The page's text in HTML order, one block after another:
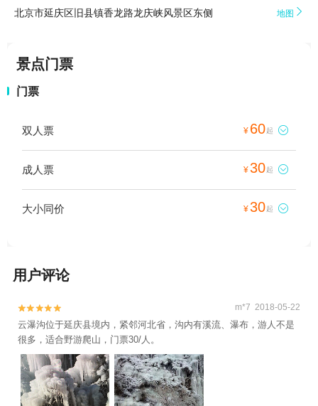
北京市延庆区旧县镇香龙路龙庆峡风景区东侧 地图 
景点门票
门票
双人票 ¥ 60起 
成人票 ¥30起 
大小同价 ¥30起 
用户评论

 m*7 2018-05-22
云瀑沟位于延庆县境内，紧邻河北省，沟内有溪流、瀑布，游人不是
很多，适合野游爬山，门票30/人。